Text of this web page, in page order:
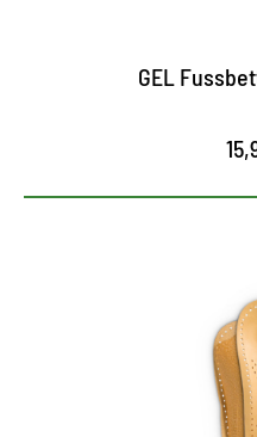
GEL
Plantilla de